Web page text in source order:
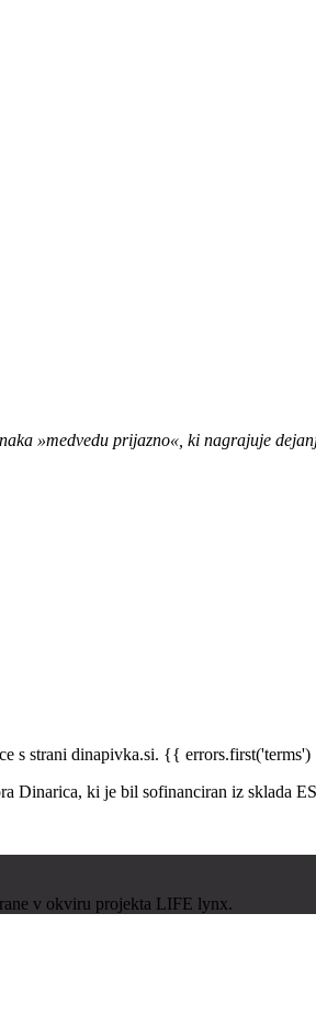
»medvedu prijazno«, ki nagrajuje
s strani dinapivka.si. {{
Dinarica, ki je bil sofinanciran iz sklada
v okviru projekta LIFE lynx.